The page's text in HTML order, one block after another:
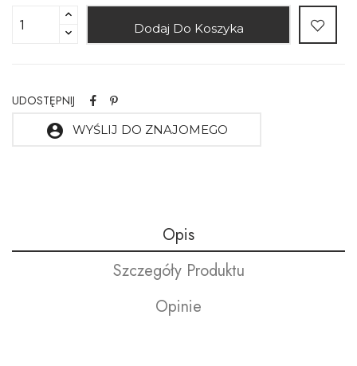
Dodaj Do Koszyka
UDOSTĘPNIJ
account_circle WYŚLIJ DO ZNAJOMEGO
Opis
Szczegóły Produktu
Opinie